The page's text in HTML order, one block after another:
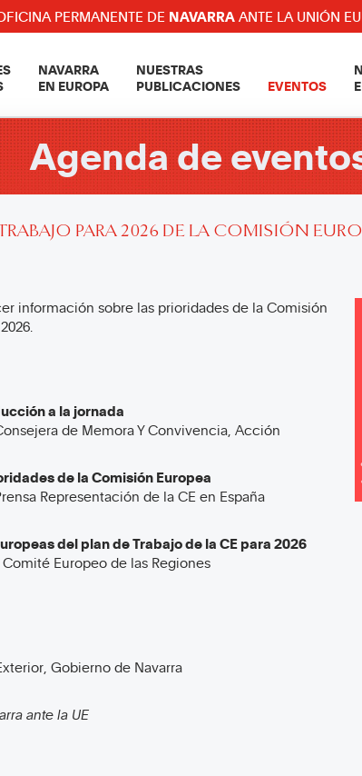
PERMANENTE DE NAVARRA ANTE LA UNIÓN
NAVARRA
EN EUROPA
NUESTRAS
PUBLICACIONES
EVENTOS
Agenda de
PARA 2026 DE LA COMISIÓN
información sobre las prioridades de la Comisión
a la jornada
de Memora Y Convivencia, Acción
de la Comisión Europea
Representación de la CE en España
del plan de Trabajo de la CE para 2026
Europeo de las Regiones
Gobierno de Navarra
ante la UE